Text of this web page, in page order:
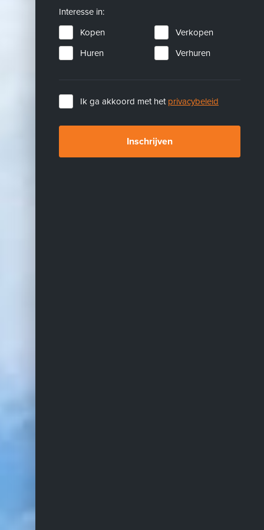
Interesse in:
Kopen
Verkopen
Huren
Verhuren
Ik ga akkoord met het privacybeleid
Inschrijven